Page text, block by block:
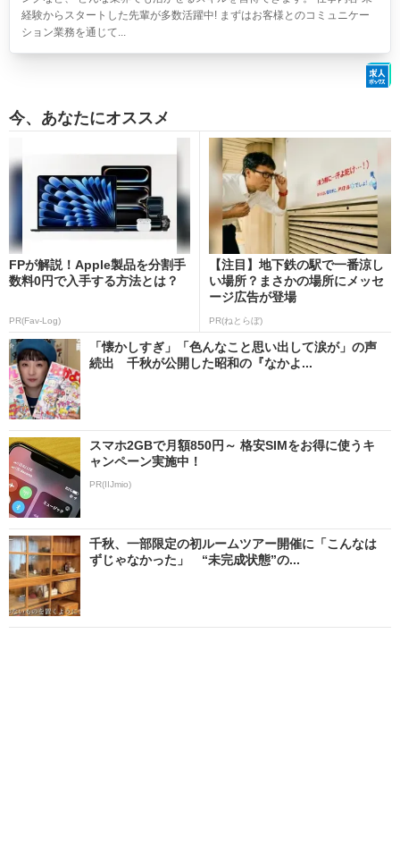
経験からスタートした先輩が多数活躍中! まずはお客様とのコミュニケー
ション業務を通じて...
今、あなたにオススメ
FPが解説！Apple製品を分割手
数料0円で入手する方法とは？
PR(Fav-Log)
【注目】地下鉄の駅で一番涼し
い場所？まさかの場所にメッセ
ージ広告が登場
PR(ねとらぼ)
「懐かしすぎ」「色んなこと思い出して涙が」の声
続出 千秋が公開した昭和の『なかよ...
スマホ2GBで月額850円～ 格安SIMをお得に使うキ
ャンペーン実施中！
PR(IIJmio)
千秋、一部限定の初ルームツアー開催に「こんなは
ずじゃなかった」 “未完成状態”の...